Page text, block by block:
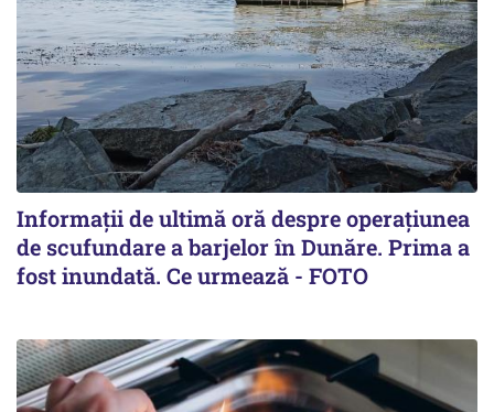
Informații de ultimă oră despre operațiunea
de scufundare a barjelor în Dunăre. Prima a
fost inundată. Ce urmează - FOTO